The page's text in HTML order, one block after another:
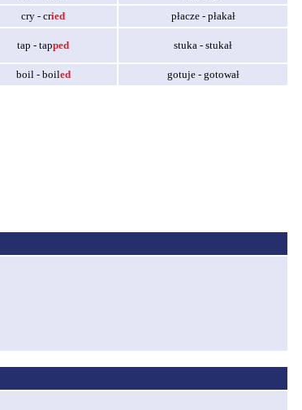
cry - cried
płacze - płakał
tap - tapped stuka - stukał
boil - boiled gotuje - gotował